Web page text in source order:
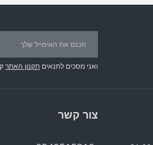
ואני מסכים לתנאים תקנון האתר
צור קשר